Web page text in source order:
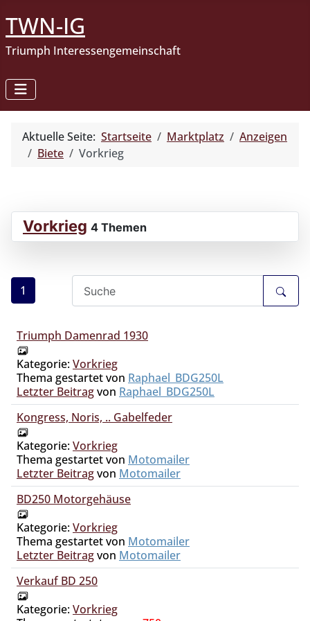
TWN-IG
Triumph Interessengemeinschaft
Aktuelle Seite: Startseite Marktplatz
Anzeigen
Biete
Vorkrieg
Vorkrieg 4 Themen
1
Triumph Damenrad 1930
Kategorie:Vorkrieg
Thema gestartet von Raphael_BDG250L
Letzter Beitragvon Raphael_BDG250L
Kongress, Noris, .. Gabelfeder
Kategorie:Vorkrieg
Thema gestartet von Motomailer
Letzter Beitragvon Motomailer
BD250 Motorgehäuse
Kategorie:Vorkrieg
Thema gestartet von Motomailer
Letzter Beitragvon Motomailer
Verkauf BD 250
Kategorie:Vorkrieg